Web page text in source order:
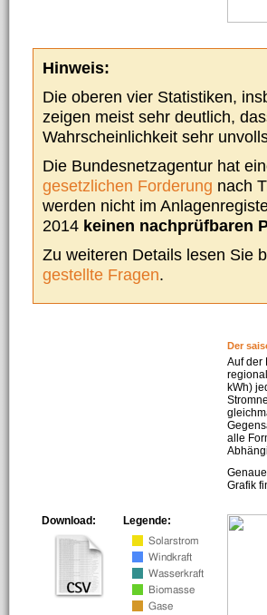
Hinweis:
Die oberen vier Statistiken,
zeigen meist sehr deutlich,
Wahrscheinlichkeit sehr
Die Bundesnetzagentur hat
gesetzlichen Forderung nach
werden nicht im
2014 keinen nachprüfbaren
Zu weiteren Details lesen Sie
gestellte Fragen.
Der
Auf der
kWh)
alle
Grafik
Legende:
Download: